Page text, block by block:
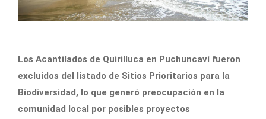
Los Acantilados de Quirilluca en Puchuncaví fueron
excluidos del listado de Sitios Prioritarios para la
Biodiversidad, lo que generó preocupación en la
comunidad local por posibles proyectos